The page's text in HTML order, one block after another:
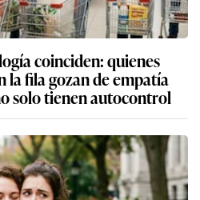
coinciden: quienes
la fila gozan de empatía
solo tienen autocontrol